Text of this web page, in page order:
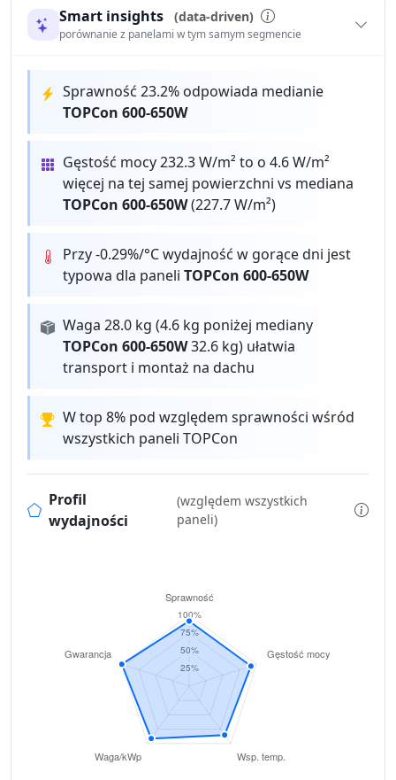
Smart insights (data-driven)
porównanie z panelami w tym samym segmencie
Sprawność 23.2% odpowiada medianie
TOPCon 600-650W
Gęstość mocy 232.3 W/m² to o 4.6 W/m²
więcej na tej samej powierzchni vs mediana
TOPCon 600-650W(227.7 W/m²)
Przy -0.29%/°C wydajność w gorące dni jest
typowa dla paneliTOPCon 600-650W
Waga 28.0 kg (4.6 kg poniżej mediany
TOPCon 600-650W32.6 kg) ułatwia
transport i montaż na dachu
W top 8% pod względem sprawności wśród
wszystkich paneli TOPCon
Profil
wydajności
(względem wszystkich
paneli)